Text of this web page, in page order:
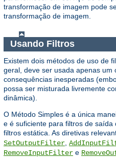
transformação de imagem pode
transformação de imagem.
Usando Filtros
Existem dois métodos de uso de
geral, deve ser usada apenas
consequências inesperadas
possa ser misturada livremente
dinâmica).
O Método Simples é a única
e é suficiente para filtros de
filtros estática. As diretivas
SetOutputFilter
RemoveInputFilter e